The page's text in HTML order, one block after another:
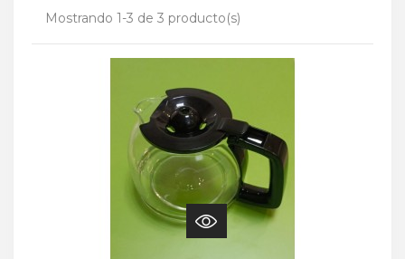
Mostrando 1-3 de 3 producto(s)